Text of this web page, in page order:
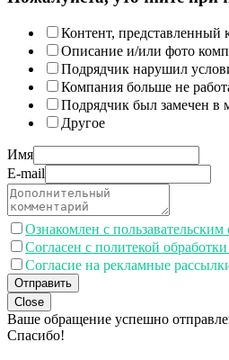
Контент, представленный
Описание и/или фото
Подрядчик нарушил
Компания больше не
Подрядчик был замечен в
Другое
Имя
E-mail
Ознакомлен с
Согласен с политекой
Согласие на рекламные
Отправить
Close
Ваше обращение успешно
Спасибо!